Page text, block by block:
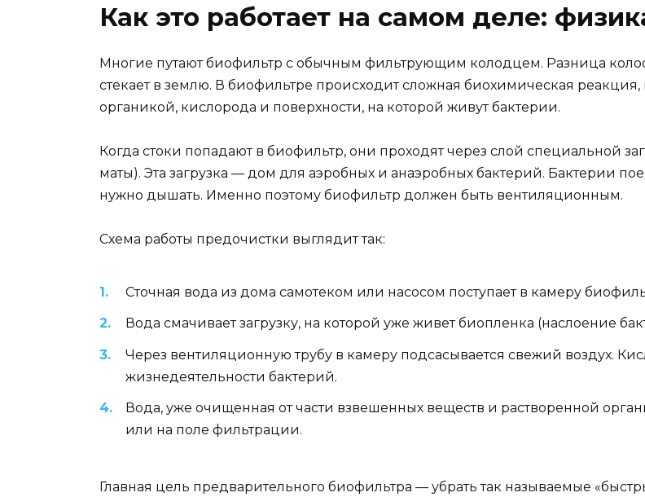
Как это работает на самом деле:
Многие путают биофильтр с обычным фильтрующим колодцем. Разница
стекает в землю. В биофильтре происходит сложная биохимическая реакция,
органикой, кислорода и поверхности, на которой живут бактерии.
Когда стоки попадают в биофильтр, они проходят через слой специальной
маты). Эта загрузка — дом для аэробных и анаэробных бактерий. Бактерии
нужно дышать. Именно поэтому биофильтр должен быть вентиляционным.
Схема работы предочистки выглядит так:
Сточная вода из дома самотеком или насосом поступает в камеру
Вода смачивает загрузку, на которой уже живет биопленка (наслоение
Через вентиляционную трубу в камеру подсасывается свежий воздух.
жизнедеятельности бактерий.
Вода, уже очищенная от части взвешенных веществ и растворенной
или на поле фильтрации.
Главная цель предварительного биофильтра — убрать так называемые